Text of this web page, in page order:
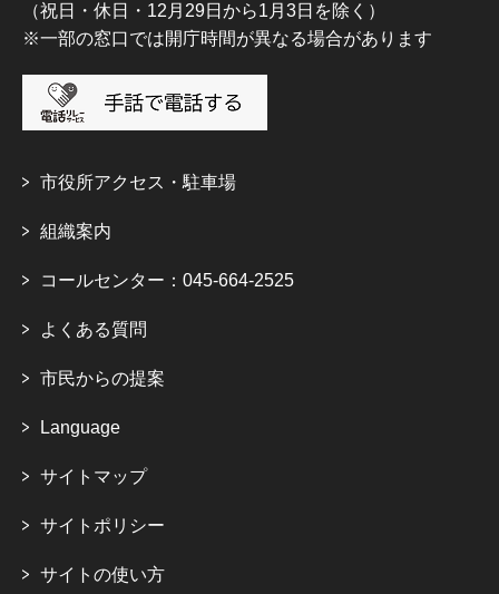
（祝日・休日・12月29日から1月3日を除く）
※一部の窓口では開庁時間が異なる場合があります
市役所アクセス・駐車場
組織案内
コールセンター：045-664-2525
よくある質問
市民からの提案
Language
サイトマップ
サイトポリシー
サイトの使い方